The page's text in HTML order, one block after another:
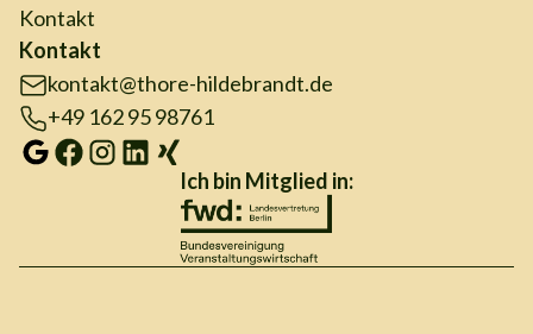
Kontakt
Kontakt
kontakt@thore-hildebrandt.de
+49 162 95 98761
Ich bin Mitglied in: